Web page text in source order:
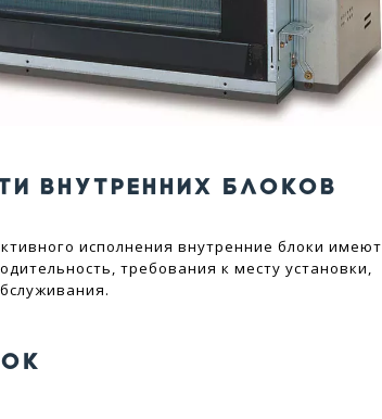
ВНУТРЕННИХ БЛОКОВ
исполнения внутренние блоки имеют
требования к месту установки,